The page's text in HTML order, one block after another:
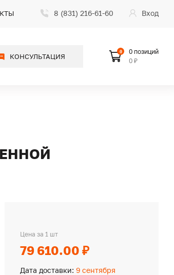
8 (831) 216-61-60 Вход
КОНСУЛЬТАЦИЯ
0
0 позиций
0 ₽
Цена за 1 шт
79 610.00 ₽
Дата доставки: 9 сентября